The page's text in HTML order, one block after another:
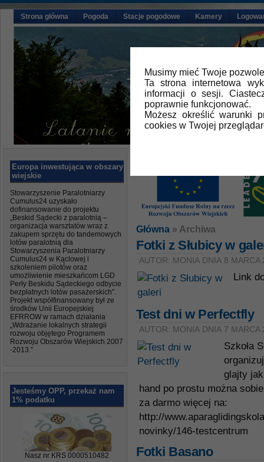
Musimy mieć Twoje
Ta strona internetowa
informacji o sesji.
poprawnie funkcjonować.
Możesz określić warunki
cookies w Twojej
Strona główna Pogoda Stacje pogodowe Kamery
Europa inwestująca w obszary
wiejskie
Stowarzyszenie Paralotniarzy
Cumulus24 uzyskało
dofinansowanie do projektu
„Beskid Sądecki z paralotnią –
organizacja warsztatów wraz z
zakupem sprzętu do tandemowych
lotów paralotnią dla
Stowarzyszenia Paralotniarzy
Cumulus24 w Kąclowej i
szkoleniem pilotów oraz
umożliwienie mieszkańcom LGD
Perły Beskidu Sądeckiego odbycie
bezpłatnych lotów pasażerskich”.
Projekt współfinansowany był ze
środków Unii Europejskiej
EFRROW w ramach działania
„Wdrażanie lokalnych strategii
rozwoju objętego Programem
Rozwoju Obszarów Wiejskich 2007
-2013.”
Jesteśmy OPP, przekaż nam
1% podatku
Nasz nr KRS 0000510482
Główna » Archiwa
Fotki z Słubicy w
AUTOR: MONIA DNIA 8 MARCA
Link
Test dni w Perfectfly
AUTOR: MONIA DNIA 7 MARCA
Szkoła
glajty
hand po prostu można
za darmo więcej na:
http://
novinky/146-testcentrum
Fotki Basano